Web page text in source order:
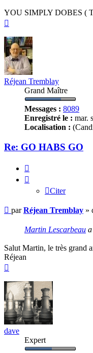
YOU SIMPLY DOBES (
Réjean Tremblay
Grand Maître
Messages : 8089
Enregistré le : mar.
Localisation :
Re: GO HABS GO
Citer
Message
parRéjean Tremblay »
Martin Lescarbeau
Salut Martin, le très grand
Réjean
dave
Expert